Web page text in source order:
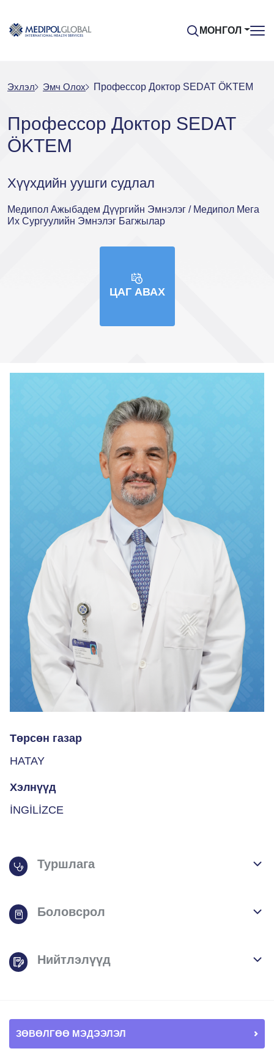
МОНГОЛ
Эхлэл Эмч Oлох Профессор Доктор SEDAT ÖKTEM
Профессор Доктор SEDAT
ÖKTEM
Хүүхдийн уушги судлал
Медипол Ажыбадем Дүүргийн Эмнэлэг / Медипол Мега
Их Сургуулийн Эмнэлэг Багжылар
ЦАГ АВАХ
Төрсөн газар
HATAY
Хэлнүүд
İNGİLİZCE
Туршлага
Боловсрол
Нийтлэлүүд
ЗӨВӨЛГӨӨ МЭДЭЭЛЭЛ